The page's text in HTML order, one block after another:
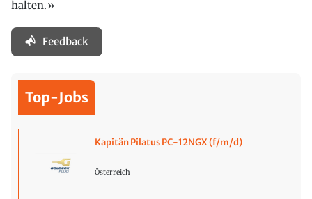
halten.»
Feedback
Top-Jobs
Kapitän Pilatus PC-12NGX (f/m/d)
Österreich